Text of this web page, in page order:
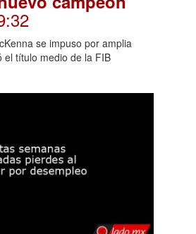
se impuso por amplia
el título medio de la FIB